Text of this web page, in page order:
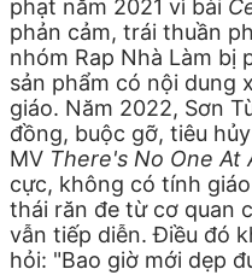
phạt năm 2021 vì bài
phản cảm, trái thuần
nhóm Rap Nhà Làm bị
sản phẩm có nội dung
giáo. Năm 2022, Sơn
đồng, buộc gỡ, tiêu
MV There's No One At
cực, không có tính
thái răn đe từ cơ quan
vẫn tiếp diễn. Điều đó
hỏi: "Bao giờ mới dẹp